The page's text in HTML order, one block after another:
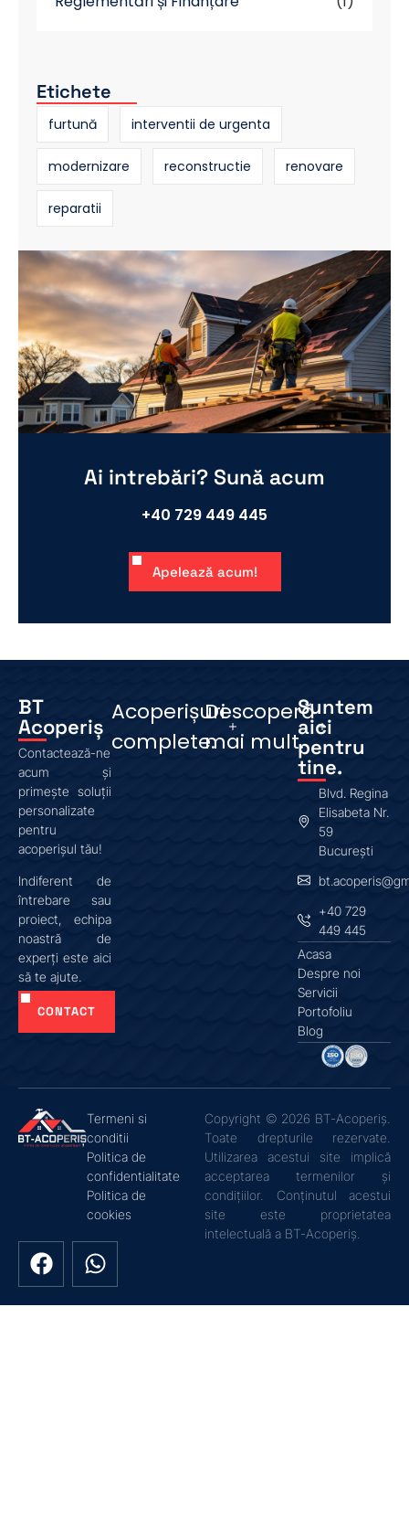
Etichete
furtună interventii de urgenta
modernizare reconstructie renovare
reparatii
Ai intrebări? Sună acum
+40 729 449 445
Apelează acum!
BT
Acoperiș
Contactează-ne
acum și
primește soluții
personalizate
pentru
acoperișul tău!
Indiferent de
întrebare sau
proiect, echipa
noastră de
experți este aici
să te ajute.
CONTACT
Acoperișuri
complete.
Descoperă
mai mult.
Suntem
aici
pentru
tine.
Blvd. Regina
Elisabeta Nr.
59
București
+40 729
449 445
Acasa
Despre noi
Servicii
Portofoliu
Blog
Termeni si
conditii
Politica de
confidentialitate
Politica de
cookies
Copyright © 2026 BT-Acoperiș.
Toate drepturile rezervate.
Utilizarea acestui site implică
acceptarea termenilor și
condițiilor. Conținutul acestui
site este proprietatea
intelectuală a BT-Acoperiș.